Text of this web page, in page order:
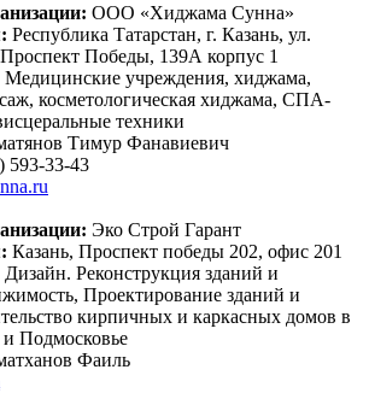
ООО «Хиджама Сунна»
Республика Татарстан, г. Казань, ул.
Победы, 139А корпус 1
Медицинские учреждения, хиджама,
косметологическая хиджама, СПА-
техники
Тимур Фанавиевич
593-33-43
Эко Строй Гарант
Казань, Проспект победы 202, офис 201
Дизайн. Реконструкция зданий и
Проектирование зданий и
кирпичных и каркасных домов в
и Подмосковье
Фаиль